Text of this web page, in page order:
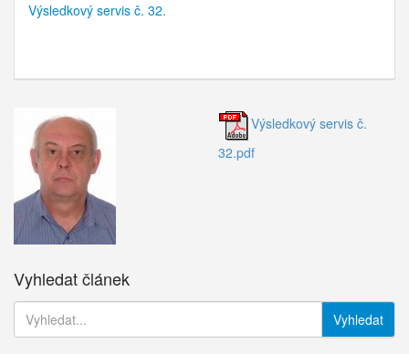
Výsledkový servis č. 32.
Výsledkový servis č.
32.pdf
Vyhledat článek
Vyhledat